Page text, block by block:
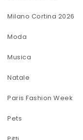
Milano Cortina 2026
Moda
Musica
Natale
Paris Fashion Week
Pets